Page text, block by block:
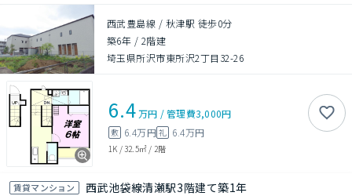
西武豊島線 / 秋津駅 徒歩0分
築6年 / 2階建
埼玉県所沢市東所沢2丁目32-26
6.4万円 /管理費3,000円
敷 6.4万円礼 6.4万円
1K /32.5㎡ / 2階
賃貸マンション 西武池袋線清瀬駅3階建て築1年